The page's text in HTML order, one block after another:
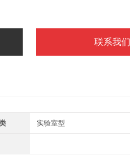
联系我们
实验室型